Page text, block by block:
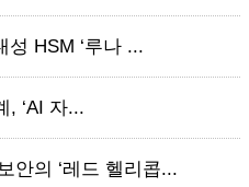
HSM ‘루나 ...
, ‘AI 자...
안의 ‘레드 헬리콥...